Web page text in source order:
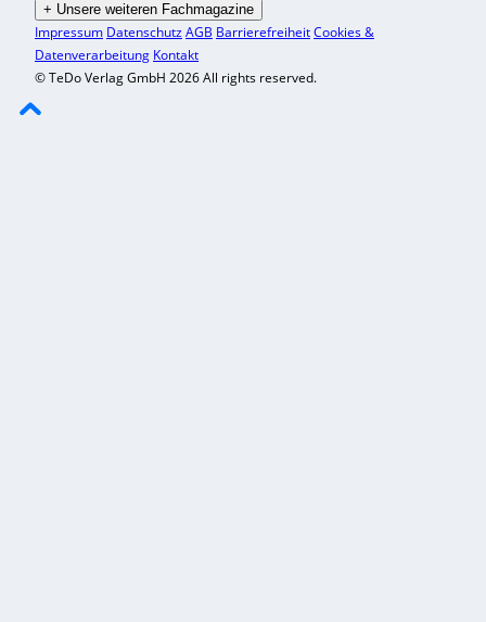
+ Unsere weiteren Fachmagazine
Impressum DatenschutzAGB BarrierefreiheitCookies &
Datenverarbeitung Kontakt
© TeDo Verlag GmbH 2026 All rights reserved.